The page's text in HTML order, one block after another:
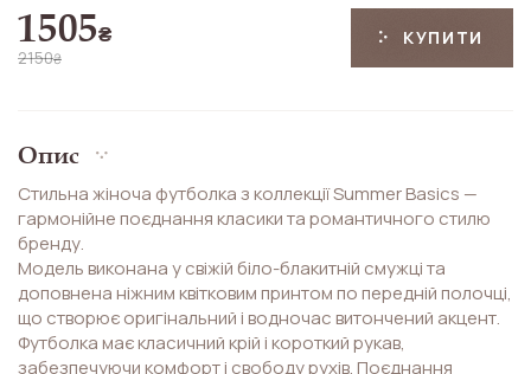
1505₴
2150₴
КУПИТИ
Опис
Стильна жіноча футболка з коллекції Summer Basics —
гармонійне поєднання класики та романтичного стилю
бренду.
Модель виконана у свіжій біло-блакитній смужці та
доповнена ніжним квітковим принтом по передній полочці,
що створює оригінальний і водночас витончений акцент.
Футболка має класичний крій і короткий рукав,
забезпечуючи комфорт і свободу рухів. Поєднання